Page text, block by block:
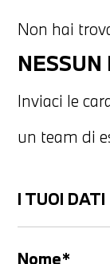
Non hai
Inviaci le
un team di
I TUOI DATI
Nome*